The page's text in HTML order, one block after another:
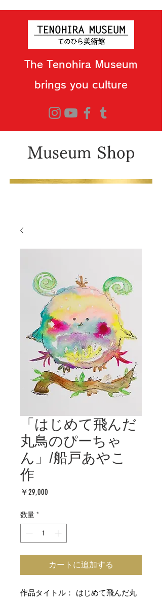
The Tenohira Museum
brings you culture
Museum Shop
「はじめて飛んだ
丸鳥のぴーちゃ
ん」/船戸あやこ
作
￥29,000
数量 *
カートに追加する
作品タイトル： はじめて飛んだ丸